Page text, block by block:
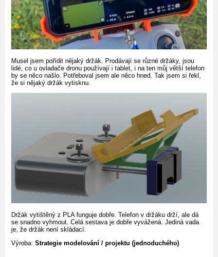
Musel jsem pořídit nějaký držák. Prodávají se různé držáky, jsou
lidé, co u ovladače dronu používají i tablet, i na ten můj větší telefon
by se něco našlo. Potřeboval jsem ale něco hned. Tak jsem si řekl,
že si nějaký držák vytisknu.
Držák vytištěný z PLA funguje dobře. Telefon v držáku drží, ale dá
se snadno vyhmout. Celá sestava je dobře vyvážená. Jediná vada
je, že držák není skládací.
Výroba: Strategie modelování / projektu (jednoduchého)